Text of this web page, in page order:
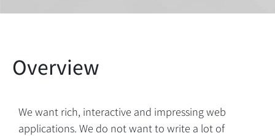
We want rich, interactive and impressing web
applications. We do not want to write a lot of